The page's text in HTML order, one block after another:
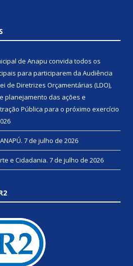
de Anapu convida todos os
para participarem da Audiência
de Diretrizes Orçamentárias (LDO),
planejamento das ações e
Pública para o próximo exercício
7 de julho de 2026
e Cidadania. 7 de julho de 2026